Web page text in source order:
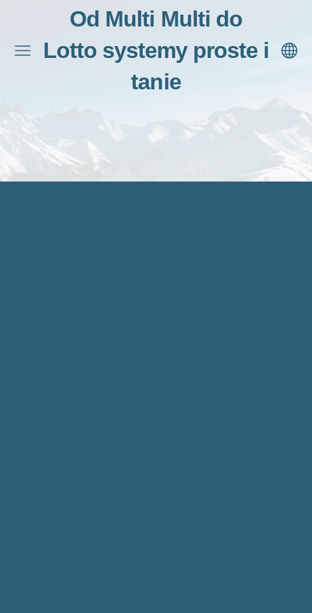
Od Multi Multi do
Lotto systemy proste i
tanie